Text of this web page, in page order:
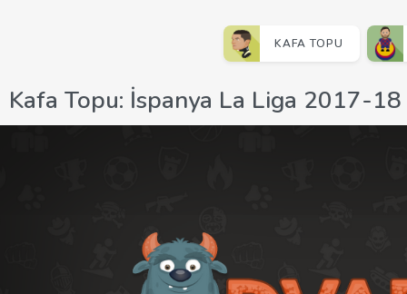
KAFA TOPU
Kafa Topu: İspanya La Liga 2017-18